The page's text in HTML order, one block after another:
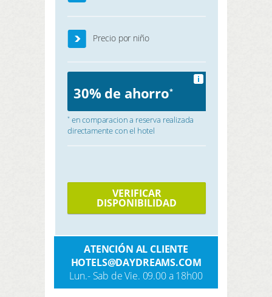
Precio por niño
30% de ahorro*
i
*en comparacion a reserva realizada
directamente con el hotel
VERIFICAR
DISPONIBILIDAD
ATENCIÓN AL CLIENTE
HOTELS@DAYDREAMS.COM
Lun.- Sab de Vie. 09.00 a 18h00